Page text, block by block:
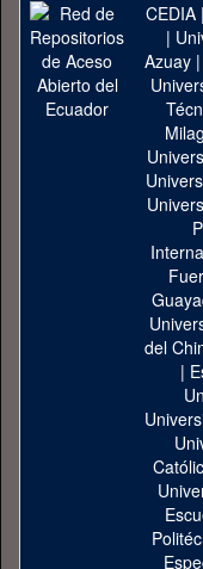
CEDIA|
|
Azuay|
del
|